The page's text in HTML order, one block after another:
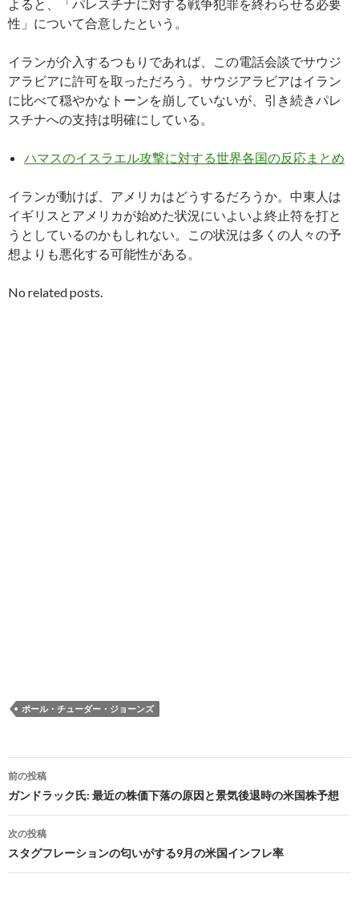
よると、「パレスチナに対する戦争犯罪を終わらせる必要
性」について合意したという。
イランが介入するつもりであれば、この電話会談でサウジ
アラビアに許可を取っただろう。サウジアラビアはイラン
に比べて穏やかなトーンを崩していないが、引き続きパレ
スチナへの支持は明確にしている。
ハマスのイスラエル攻撃に対する世界各国の反応まとめ
イランが動けば、アメリカはどうするだろうか。中東人は
イギリスとアメリカが始めた状況にいよいよ終止符を打と
うとしているのかもしれない。この状況は多くの人々の予
想よりも悪化する可能性がある。
No related posts.
ポール・チューダー・ジョーンズ
投
稿
ナ
ビ
前の投稿
ガンドラック氏: 最近の株価下落の原因と景気後退時の米国株予想
次の投稿
スタグフレーションの匂いがする9月の米国インフレ率